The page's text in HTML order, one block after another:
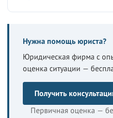
Нужна помощь юриста?
Юридическая фирма с
оценка ситуации —
Получить
Первичная оценка —